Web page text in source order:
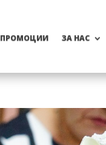
ПРОМОЦИИ ЗА НАС